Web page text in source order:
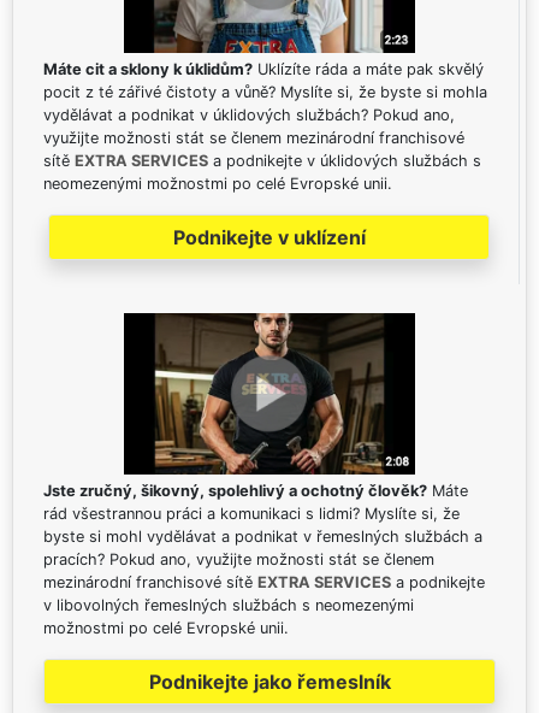
Máte cit a sklony k úklidům? Uklízíte ráda a máte pak skvělý
pocit z té zářivé čistoty a vůně? Myslíte si, že byste si mohla
vydělávat a podnikat v úklidových službách? Pokud ano,
využijte možnosti stát se členem mezinárodní franchisové
sítě EXTRA SERVICES a podnikejte v úklidových službách s
neomezenými možnostmi po celé Evropské unii.
Podnikejte v uklízení
Jste zručný, šikovný, spolehlivý a ochotný člověk? Máte
rád všestrannou práci a komunikaci s lidmi? Myslíte si, že
byste si mohl vydělávat a podnikat v řemeslných službách a
pracích? Pokud ano, využijte možnosti stát se členem
mezinárodní franchisové sítě EXTRA SERVICES a podnikejte
v libovolných řemeslných službách s neomezenými
možnostmi po celé Evropské unii.
Podnikejte jako řemeslník